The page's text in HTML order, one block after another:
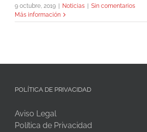
9 octubre, 2019 Noticias
Sin comentarios
Más información
POLÍTICA DE PRIVACIDAD
Aviso Legal
Política de Privacidad